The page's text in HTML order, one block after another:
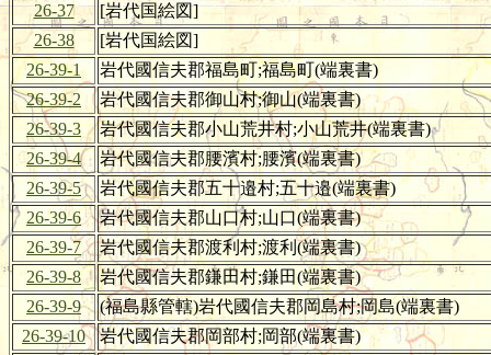
26-37
[岩代国絵図]
26-38
[岩代国絵図]
26-39-1
岩代國信夫郡福島町;福島町(端裏書)
26-39-2
岩代國信夫郡御山村;御山(端裏書)
26-39-3
岩代國信夫郡小山荒井村;小山荒井(端裏書)
26-39-4
岩代國信夫郡腰濱村;腰濱(端裏書)
26-39-5
岩代國信夫郡五十邉村;五十邉(端裏書)
26-39-6
岩代國信夫郡山口村;山口(端裏書)
26-39-7
岩代國信夫郡渡利村;渡利(端裏書)
26-39-8
岩代國信夫郡鎌田村;鎌田(端裏書)
26-39-9
(福島縣管轄)岩代國信夫郡岡島村;岡島(端裏書)
26-39-10
岩代國信夫郡岡部村;岡部(端裏書)